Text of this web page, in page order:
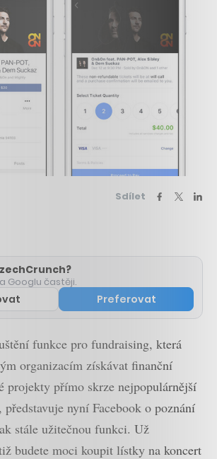
Sdílet
Googlu častěji.
Preferovat
funkce pro fundraising, která
organizacím získávat finanční
projekty přímo skrze nejpopulárnější
představuje nyní Facebook o poznání
stále užitečnou funkci. Už
budete moci koupit lístky na koncert